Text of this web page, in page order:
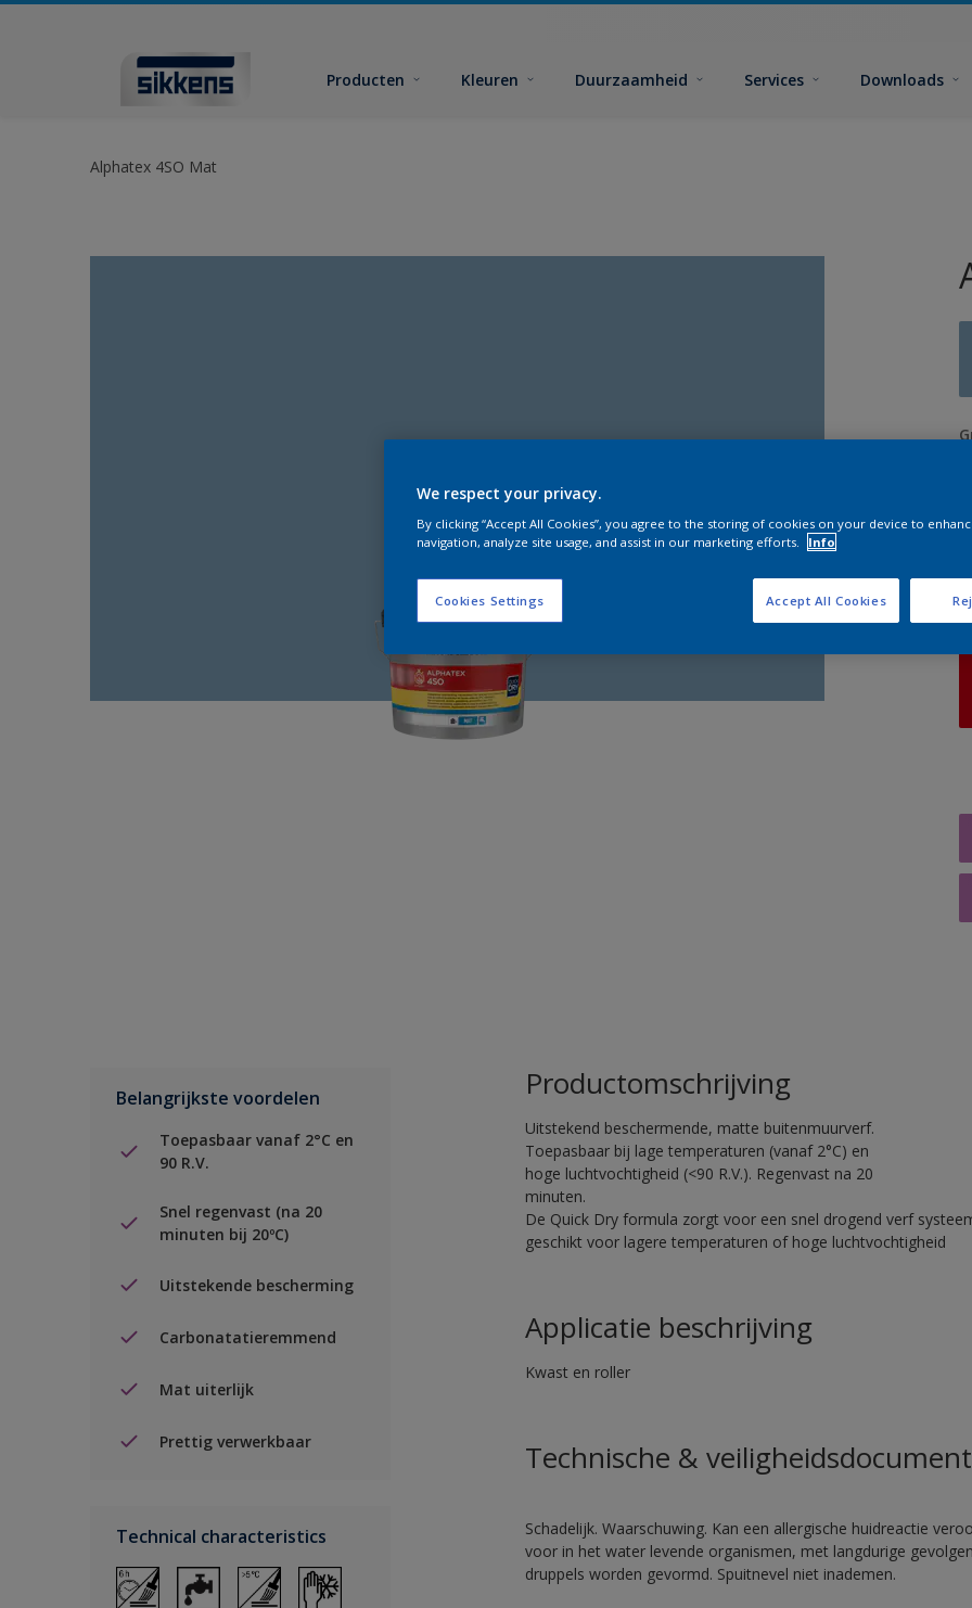
Producten Kleuren Duurzaamheid Services Downloads
Alphatex 4SO Mat
Belangrijkste voordelen
Toepasbaar vanaf 2°C en
90 R.V.
Snel regenvast (na 20
minuten bij 20ºC)
Uitstekende bescherming
Carbonatatieremmend
Mat uiterlijk
Prettig verwerkbaar
Technical characteristics
Productomschrijving
Uitstekend beschermende, matte buitenmuurverf.
Toepasbaar bij lage temperaturen (vanaf 2°C) en
hoge luchtvochtigheid (<90 R.V.). Regenvast na 20
minuten.
De Quick Dry formula zorgt voor een snel drogend verf
geschikt voor lagere temperaturen of hoge luchtvochtigheid
Applicatie beschrijving
Kwast en roller
Technische &
Schadelijk. Waarschuwing. Kan een allergische huidreactie
voor in het water levende organismen, met langdurige
druppels worden gevormd. Spuitnevel niet inademen.
We respect your privacy.
By clicking “Accept All Cookies”, you agree to the storing of cookies on your device to
navigation, analyze site usage, and assist in our marketing efforts.
Info
Cookies Settings Accept All Cookies